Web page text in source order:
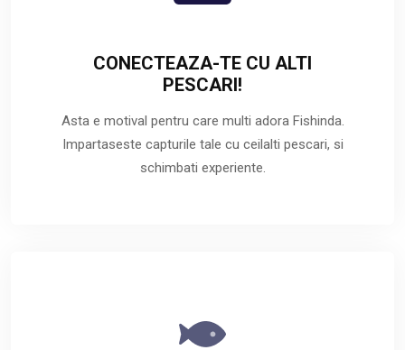
CONECTEAZA-TE CU ALTI
PESCARI!
Asta e motival pentru care multi adora Fishinda.
Impartaseste capturile tale cu ceilalti pescari, si
schimbati experiente.